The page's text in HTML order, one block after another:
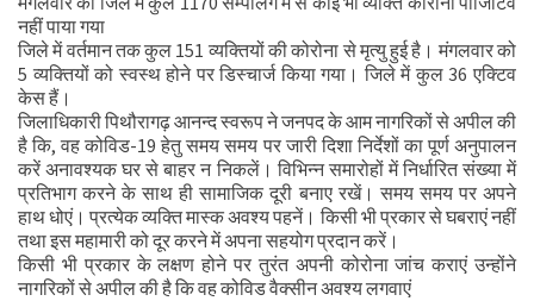
नहीं पाया गया
जिले में वर्तमान तक कुल 151 व्यक्तियों की कोरोना से मृत्यु हुई है। मंगलवार को
5 व्यक्तियों को स्वस्थ होने पर डिस्चार्ज किया गया। जिले में कुल 36 एक्टिव
केस हैं।
जिलाधिकारी पिथौरागढ़ आनन्द स्वरूप ने जनपद के आम नागरिकों से अपील की
है कि, वह कोविड-19 हेतु समय समय पर जारी दिशा निर्देशों का पूर्ण अनुपालन
करें अनावश्यक घर से बाहर न निकलें। विभिन्न समारोहों में निर्धारित संख्या में
प्रतिभाग करने के साथ ही सामाजिक दूरी बनाए रखें। समय समय पर अपने
हाथ धोएं। प्रत्येक व्यक्ति मास्क अवश्य पहनें। किसी भी प्रकार से घबराएं नहीं
तथा इस महामारी को दूर करने में अपना सहयोग प्रदान करें।
किसी भी प्रकार के लक्षण होने पर तुरंत अपनी कोरोना जांच कराएं उन्होंने
नागरिकों से अपील की है कि वह कोविड वैक्सीन अवश्य लगवाएं